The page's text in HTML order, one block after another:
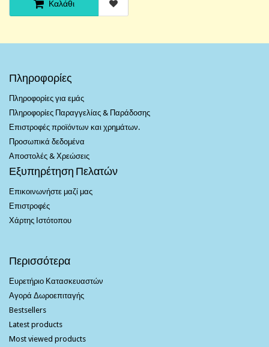
Καλάθι
Πληροφορίες
Πληροφορίες για εμάς
Πληροφορίες Παραγγελίας & Παράδοσης
Επιστροφές προϊόντων και χρημάτων.
Προσωπικά δεδομένα
Αποστολές & Χρεώσεις
Εξυπηρέτηση Πελατών
Επικοινωνήστε μαζί μας
Επιστροφές
Χάρτης Ιστότοπου
Περισσότερα
Ευρετήριο Κατασκευαστών
Αγορά Δωροεπιταγής
Bestsellers
Latest products
Most viewed products